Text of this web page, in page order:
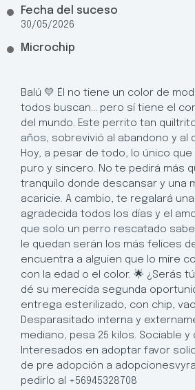
Fecha del suceso
30/05/2026
Microchip
Balú 💛 Él no tiene un color de
todos buscan… pero sí tiene el
del mundo. Este perrito tan
años, sobrevivió al abandono y al
Hoy, a pesar de todo, lo único
puro y sincero. No te pedirá más
tranquilo donde descansar y una
acaricie. A cambio, te regalará
agradecida todos los días y el
que solo un perro rescatado
le quedan serán los más felices
encuentra a alguien que lo mire
con la edad o el color. 🌟 ¿Serás
dé su merecida segunda
entrega esterilizado, con chip,
Desparasitado interna y
mediano, pesa 25 kilos. Sociable y
Interesados en adoptar favor
de pre adopción a
pedirlo al +56945328708